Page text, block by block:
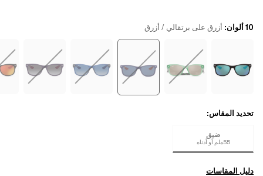
10 ألوان : أزرق على برتقالي / أزرق
تحديد المقاس:
ضيق
55ملم أو أدناه
دليل المقاسات